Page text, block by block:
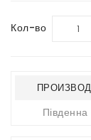
Кол-во